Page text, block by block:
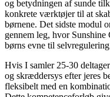
og betydningen af sunde
konkrete værktøjer til at
børnene. Det sidste modul
gennem leg, hvor
børns evne til
Hvis I samler 25-30
og skræddersys efter jeres
fleksibelt med en